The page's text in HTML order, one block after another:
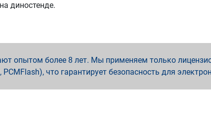
диностенде.
опытом более 8 лет. Мы применяем только
что гарантирует безопасность для